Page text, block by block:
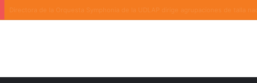
La convivencia familiar marca el cierre del Curso de Verano de Escuelas Aztecas